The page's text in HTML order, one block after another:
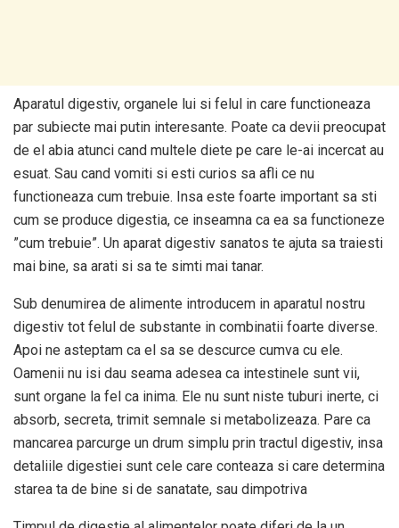
Aparatul digestiv, organele lui si felul in care functioneaza
par subiecte mai putin interesante. Poate ca devii preocupat
de el abia atunci cand multele diete pe care le-ai incercat au
esuat. Sau cand vomiti si esti curios sa afli ce nu
functioneaza cum trebuie. Insa este foarte important sa sti
cum se produce digestia, ce inseamna ca ea sa functioneze
”cum trebuie”. Un aparat digestiv sanatos te ajuta sa traiesti
mai bine, sa arati si sa te simti mai tanar.
Sub denumirea de alimente introducem in aparatul nostru
digestiv tot felul de substante in combinatii foarte diverse.
Apoi ne asteptam ca el sa se descurce cumva cu ele.
Oamenii nu isi dau seama adesea ca intestinele sunt vii,
sunt organe la fel ca inima. Ele nu sunt niste tuburi inerte, ci
absorb, secreta, trimit semnale si metabolizeaza. Pare ca
mancarea parcurge un drum simplu prin tractul digestiv, insa
detaliile digestiei sunt cele care conteaza si care determina
starea ta de bine si de sanatate, sau dimpotriva